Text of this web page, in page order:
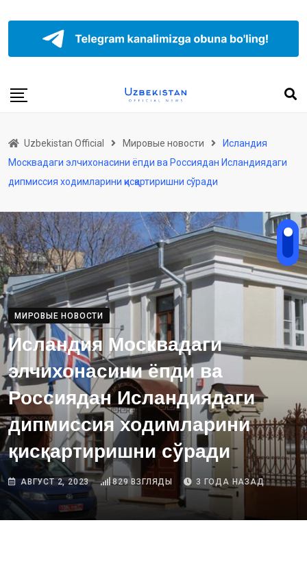
Uzbekistan Official Мировые новости
Исландия
Москвадаги элчихонасини ёпди ва Россиядан Исландиядаги
дипмиссия ходимларини қисқартиришни сўради
МИРОВЫЕ НОВОСТИ
Исландия Москвадаги
элчихонасини ёпди ва
Россиядан Исландиядаги
дипмиссия ходимларини
қисқартиришни сўради
АВГУСТ 2, 2023 829 ВЗГЛЯДЫ 3 ГОДА НАЗАД